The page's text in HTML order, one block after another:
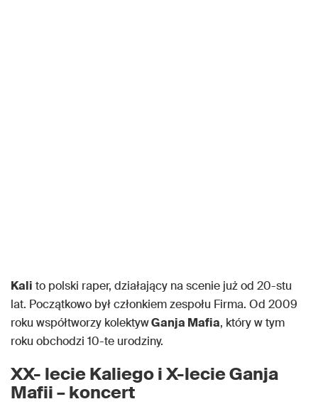
Kali to polski raper, działający na scenie już od 20-stu
lat. Początkowo był członkiem zespołu Firma. Od 2009
roku współtworzy kolektywGanja Mafia, który w tym
roku obchodzi 10-te urodziny.
XX- lecie Kaliego i X-lecie Ganja
Mafii – koncert